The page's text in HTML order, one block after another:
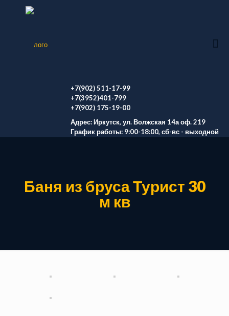
+7(902) 511-17-99
+7(3952)401-799
+7(902) 175-19-00
Адрес: Иркутск, ул. Волжская 14а оф. 219
График работы: 9:00-18:00, сб-вс - выходной
Баня из бруса Турист 30
м кв